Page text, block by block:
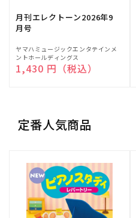
月刊エレクトーン2026年9
月号
販
売
元:
ヤマハミュージックエンタテインメ
ントホールディングス
通常価格
1,430 円（税込）
定番人気商品